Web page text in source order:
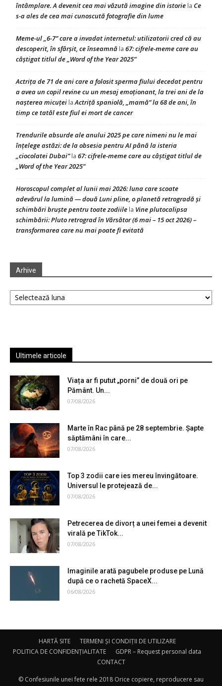
întâmplare. A devenit cea mai văzută imagine din istorie la Ce
s-a ales de cea mai cunoscută fotografie din lume
Meme-ul „6-7” care a invadat internetul: utilizatorii cred că au
descoperit, în sfârșit, ce înseamnă la 67: cifrele-meme care au
câștigat titlul de „Word of the Year 2025”
Actrița de 71 de ani care a folosit sperma fiului decedat pentru
a avea un copil revine cu un mesaj emoționant, la trei ani de la
nașterea micuței laActriță spaniolă, „mamă” la 68 de ani, în
timp ce tatăl este fiul ei mort de cancer
Trendurile absurde ale anului 2025 pe care nimeni nu le mai
înțelege astăzi: de la obsesia pentru AI până la isteria
„ciocolatei Dubai”la 67: cifrele-meme care au câștigat titlul de
„Word of the Year 2025”
Horoscopul complet al lunii mai 2026: luna care scoate
adevărul la lumină — două Luni pline, o planetă retrogradă și
schimbări bruște pentru toate zodiile la Vine plutocalipsa
schimbării: Pluto retrograd în Vărsător (6 mai – 15 oct 2026) –
transformarea care nu mai poate fi evitată
Arhive
Arhive
Ultimele articole
Viața ar fi putut „porni” de două ori pe
Pământ. Un...
07/08/2026
Marte în Rac până pe 28 septembrie. Șapte
săptămâni în care...
07/08/2026
Top 3 zodii care ies mereu învingătoare.
Universul le protejează de...
07/08/2026
Petrecerea de divorț a unei femei a devenit
virală pe TikTok...
07/08/2026
Imaginile arată pagubele produse pe Lună
după ce o rachetă SpaceX...
06/08/2026
HARTĂ SITE
TERMENI ȘI CONDIȚII DE UTILIZARE
POLITICA DE CONFIDENȚIALITATE
GDPR – Request personal data
CONTACT
© Confesiunile unei fete rele 2018 Orice copiere, reproducere sau